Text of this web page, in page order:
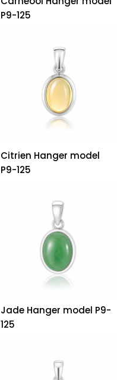
P9-125
Citrien Hanger model
P9-125
Jade Hanger model P9-
125